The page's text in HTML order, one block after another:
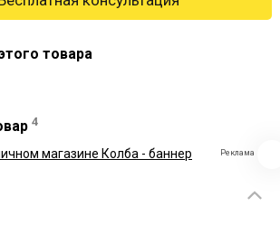
товара
4
Реклама